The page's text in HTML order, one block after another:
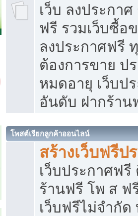
เว็บ ลงประกา
ฟรี รวมเว็บซื้อ
ลงประกาศฟรี
ต้องการขาย ป
หมดอายุ เว็บป
อันดับ ฝากร้าน
โพสต์เรียกลูกค้าออนไลน์
สร้างเว็บฟรีป
เว็บประกาศฟ
ร้านฟรี โพ ส ฟ
เว็บฟรีไม่จำกัด